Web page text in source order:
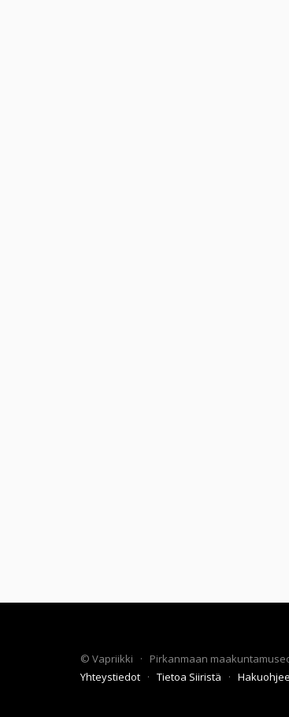
© Vapriikki · Pirkanmaan
Yhteystiedot · Tietoa Siiristä ·